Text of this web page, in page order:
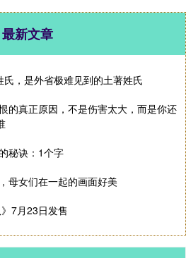
最新文章
，是外省极难见到的土著姓氏
的真正原因，不是伤害太大，而是你还
秘诀：1个字
母女们在一起的画面好美
7月23日发售